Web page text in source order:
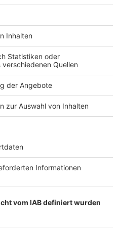
Kontakt
Studio-Hotline
Verkehrs-Hotline
Newsletter